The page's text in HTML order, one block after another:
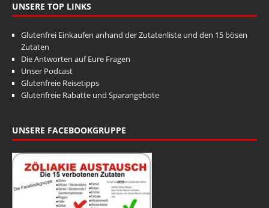
UNSERE TOP LINKS
Glutenfrei Einkaufen anhand der Zutatenliste und den 15 bösen
Zutaten
Die Antworten auf Eure Fragen
Unser Podcast
Glutenfreie Reisetipps
Glutenfreie Rabatte und Sparangebote
UNSERE FACEBOOKGRUPPE